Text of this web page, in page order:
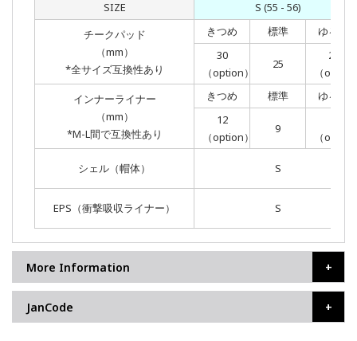
SIZE
S (55 - 56)
チークパッド
（mm）
*全サイズ互換性あり
きつめ 標準
ゆるめ
30
（option）
25
20
（
インナーライナー
（mm）
*M-L間で互換性あり
きつめ 標準
ゆるめ
12
（option）
9
（
シェル（帽体） S
EPS（衝撃吸収ライナー） S
More Information
JanCode